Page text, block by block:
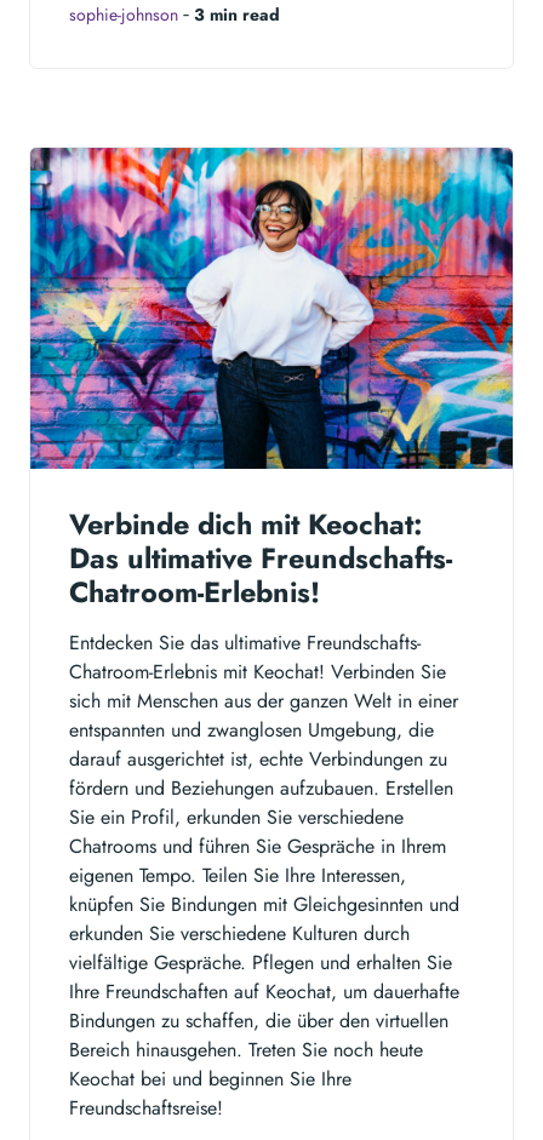
sophie-johnson ‐ 3 min read
Verbinde dich mit Keochat:
Das ultimative Freundschafts-
Chatroom-Erlebnis!
Entdecken Sie das ultimative Freundschafts-
Chatroom-Erlebnis mit Keochat! Verbinden Sie
sich mit Menschen aus der ganzen Welt in einer
entspannten und zwanglosen Umgebung, die
darauf ausgerichtet ist, echte Verbindungen zu
fördern und Beziehungen aufzubauen. Erstellen
Sie ein Profil, erkunden Sie verschiedene
Chatrooms und führen Sie Gespräche in Ihrem
eigenen Tempo. Teilen Sie Ihre Interessen,
knüpfen Sie Bindungen mit Gleichgesinnten und
erkunden Sie verschiedene Kulturen durch
vielfältige Gespräche. Pflegen und erhalten Sie
Ihre Freundschaften auf Keochat, um dauerhafte
Bindungen zu schaffen, die über den virtuellen
Bereich hinausgehen. Treten Sie noch heute
Keochat bei und beginnen Sie Ihre
Freundschaftsreise!